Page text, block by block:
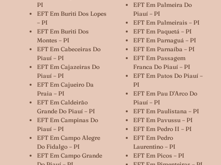
PI
EFT Em Buriti Dos Lopes
– PI
EFT Em Buriti Dos
Montes – PI
EFT Em Cabeceiras Do
Piauí – PI
EFT Em Cajazeiras Do
Piauí – PI
EFT Em Cajueiro Da
Praia – PI
EFT Em Caldeirão
Grande Do Piauí – PI
EFT Em Campinas Do
Piauí – PI
EFT Em Campo Alegre
Do Fidalgo – PI
EFT Em Campo Grande
EFT Em Palmeira Do
Piauí – PI
EFT Em Palmeirais – PI
EFT Em Paquetá – PI
EFT Em Parnaguá – PI
EFT Em Parnaíba – PI
EFT Em Passagem
Franca Do Piauí – PI
EFT Em Patos Do Piauí –
PI
EFT Em Pau D’Arco Do
Piauí – PI
EFT Em Paulistana – PI
EFT Em Pavussu – PI
EFT Em Pedro II – PI
EFT Em Pedro
Laurentino – PI
EFT Em Picos – PI